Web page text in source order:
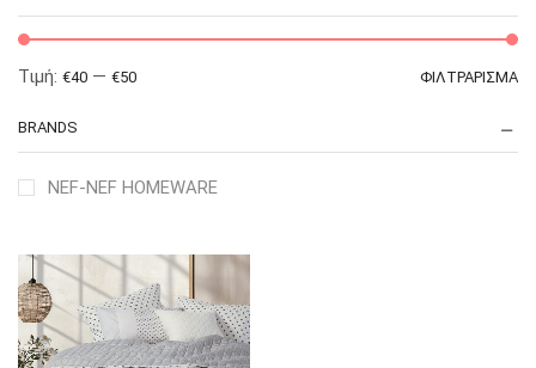
ΦΙΛΤΡΆΡΙΣΜΑ
Τιμή: €40 — €50
BRANDS
NEF-NEF HOMEWARE